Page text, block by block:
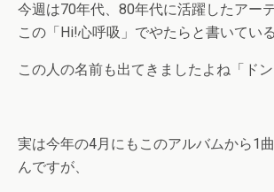
今週は70年代、80年代に活躍したアー
この「Hi!心呼吸」でやたらと書いてい
この人の名前も出てきましたよね「ドン
実は今年の4月にもこのアルバムから1
んですが、